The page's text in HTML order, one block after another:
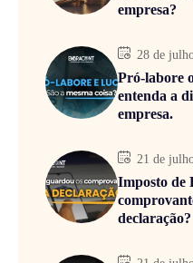
empresa?
28 de
Pró-labore
entenda a
empresa.
21 de
Imposto de
declaração?